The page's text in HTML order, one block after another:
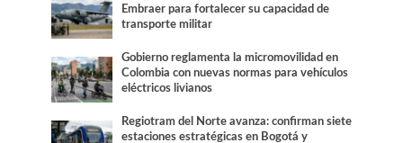
Embraer para fortalecer su capacidad de
transporte militar
Gobierno reglamenta la micromovilidad en
Colombia con nuevas normas para vehículos
eléctricos livianos
Regiotram del Norte avanza: confirman siete
estaciones estratégicas en Bogotá y